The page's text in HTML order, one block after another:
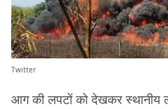
Twitter
आग की लपटों को देखकर स्थानीय